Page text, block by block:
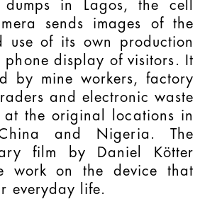
in Lagos, the cell
sends images of the
use of its own production
phone display of visitors. It
by mine workers, factory
and electronic waste
at the original locations in
and Nigeria. The
film by Daniel Kötter
work on the device that
everyday life.